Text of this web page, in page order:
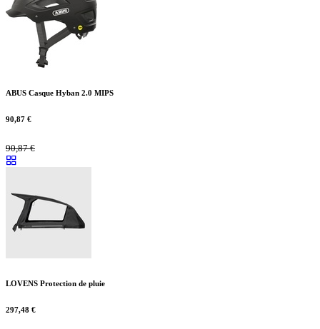
ABUS Casque Hyban 2.0 MIPS
90,87 €
90,87€
LOVENS Protection de pluie
297,48 €